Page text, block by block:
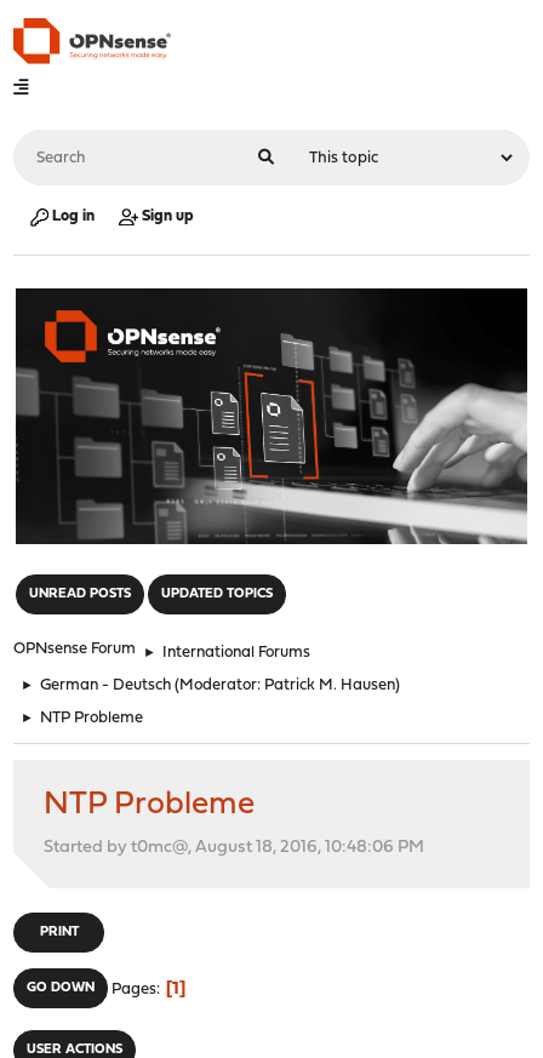
Log in Sign up
UNREAD POSTS UPDATED TOPICS
OPNsense Forum ► International Forums
► German - Deutsch (Moderator: Patrick M. Hausen)
► NTP Probleme
NTP Probleme
Started by t0mc@, August 18, 2016, 10:48:06 PM
PRINT
GO DOWN Pages 1
USER ACTIONS